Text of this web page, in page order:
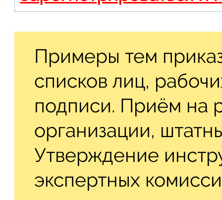
Примеры тем
списков лиц,
подписи. Приём на
организации,
Утверждение
экспертных